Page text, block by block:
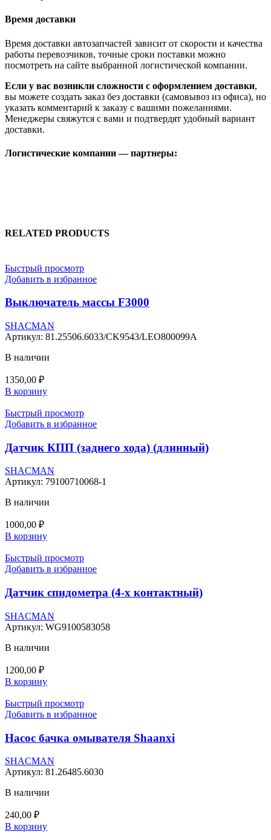
Время доставки
Время доставки автозапчастей зависит от скорости и качества
работы перевозчиков, точные сроки поставки можно
посмотреть на сайте выбранной логистической компании.
Если у вас возникли сложности с оформлением доставки,
вы можете создать заказ без доставки (самовывоз из офиса), но
указать комментарий к заказу с вашими пожеланиями.
Менеджеры свяжутся с вами и подтвердят удобный вариант
доставки.
Логистические компании — партнеры:
RELATED PRODUCTS
Быстрый просмотр
Добавить в избранное
Выключатель массы F3000
SHACMAN
Артикул: 81.25506.6033/CK9543/LEO800099A
В наличии
1350,00 ₽
В корзину
Быстрый просмотр
Добавить в избранное
Датчик КПП (заднего хода) (длинный)
SHACMAN
Артикул: 79100710068-1
В наличии
1000,00 ₽
В корзину
Быстрый просмотр
Добавить в избранное
Датчик спидометра (4-х контактный)
SHACMAN
Артикул: WG9100583058
В наличии
1200,00 ₽
В корзину
Быстрый просмотр
Добавить в избранное
Насос бачка омывателя Shaanxi
SHACMAN
Артикул: 81.26485.6030
В наличии
240,00 ₽
В корзину